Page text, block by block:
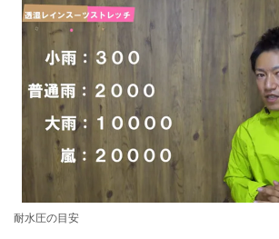
耐水圧の目安